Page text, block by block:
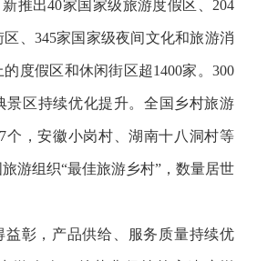
推出40家国家级旅游度假区、204
、345家国家级夜间文化和旅游消
度假区和休闲街区超1400家。300
景区持续优化提升。全国乡村旅游
个，安徽小岗村、湖南十八洞村等
游组织“最佳旅游乡村”，数量居世
益彰，产品供给、服务质量持续优